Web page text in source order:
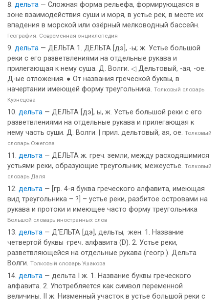
дельта — Сложная форма рельефа, формирующаяся в
зоне взаимодействия суши и моря, в устье рек, в месте их
впадения в морской или озёрный мелководный бассейн.
География. Современная энциклопедия
дельта — ДЕЛЬТА 1. ДЕЛЬТА [дэ], -ы; ж. Устье большой
реки с его разветвлениями на отдельные рукава и
прилегающая к нему суша. Д. Волги. ◁ Дельтовый, -ая, -ое.
Д-ые отложения. ● От названия греческой буквы, в
начертании имеющей форму треугольника. Толковый словарь
Кузнецова
дельта — ДЕЛЬТА [дэ], ы, ж. Устье большой реки с его
разветвлениями на отдельные рукава и прилегающая к
нему часть суши. Д. Волги. | прил. дельтовый, ая, ое. Толковый
словарь Ожегова
дельта — ДЕЛЬТА ж. греч. земли, между расходяшимися
устьями реки, образующие треугольник; межеустье. Толковый
словарь Даля
дельта — [гр. 4-я буква греческого алфавита, имеющая
вид треугольника – ?] – устье реки, разбитое островами на
рукава и протоки и имеющее часто форму треугольника
Большой словарь иностранных слов
дельта — Д’ЕЛЬТА [дэ], дельты, ·жен. 1. Название
четвертой буквы ·греч. алфавита (D). 2. Устье реки,
разветвляющейся на отдельные рукава (геогр.). Дельта
Волги. Толковый словарь Ушакова
дельта — дельта I ж. 1. Название буквы греческого
алфавита. 2. Употребляется как символ переменной
величины. II ж. Низменный участок в устье большой реки с